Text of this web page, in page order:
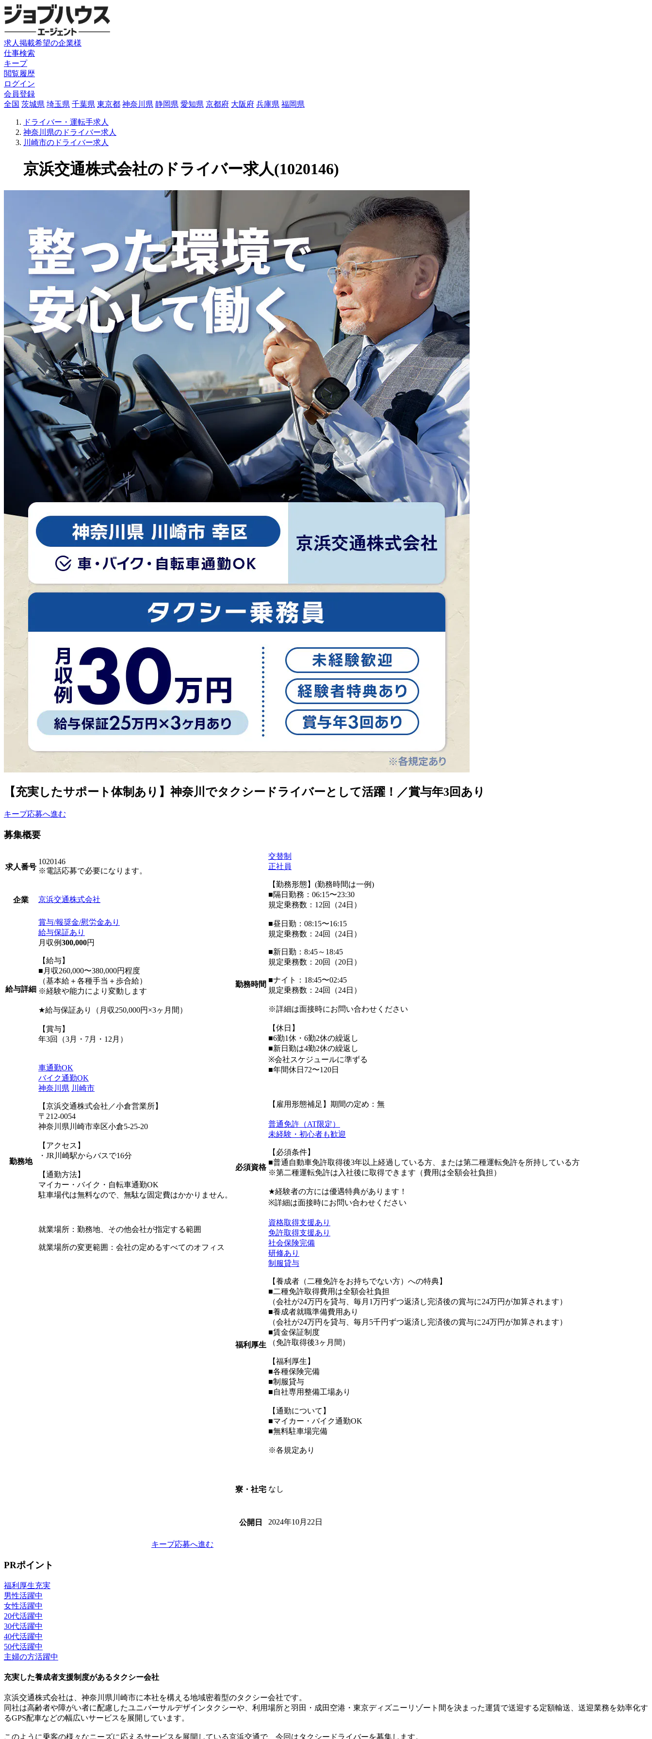
求人掲載希望の企業様
仕事検索
キープ
閲覧履歴
ログイン
会員登録
全国 茨城県 埼玉県 千葉県 東京都 神奈川県 静岡県 愛知県 京都府 大阪府 兵庫県 福岡県
ドライバー・運転手求人
神奈川県のドライバー求人
川崎市のドライバー求人
京浜交通株式会社のドライバー求人(1020146)
【充実したサポート体制あり】神奈川でタクシードライバーとして活躍！／賞与年3回あり
キープ応募へ進む
募集概要
求人番号
1020146
※電話応募で必要になります。
企業 京浜交通株式会社
給与詳細
賞与/報奨金/慰労金あり
給与保証あり
月収例300,000円
【給与】
■月収260,000〜380,000円程度
（基本給＋各種手当＋歩合給）
※経験や能力により変動します
★給与保証あり（月収250,000円×3ヶ月間）
【賞与】
年3回（3月・7月・12月）
勤務地
車通勤OK
バイク通勤OK
神奈川県 川崎市
【京浜交通株式会社／小倉営業所】
〒212-0054
神奈川県川崎市幸区小倉5-25-20
【アクセス】
・JR川崎駅からバスで16分
【通勤方法】
マイカー・バイク・自転車通勤OK
駐車場代は無料なので、無駄な固定費はかかりません。
就業場所：勤務地、その他会社が指定する範囲
就業場所の変更範囲：会社の定めるすべてのオフィス
勤務時間
交替制
正社員
【勤務形態】(勤務時間は一例)
■隔日勤務：06:15〜23:30
規定乗務数：12回（24日）
■昼日勤：08:15〜16:15
規定乗務数：24回（24日）
■新日勤：8:45～18:45
規定乗務数：20回（20日）
■ナイト：18:45〜02:45
規定乗務数：24回（24日）
※詳細は面接時にお問い合わせください
【休日】
■6勤1休・6勤2休の繰返し
■新日勤は4勤2休の繰返し
※会社スケジュールに準ずる
■年間休日72〜120日
【雇用形態補足】期間の定め：無
必須資格
普通免許（AT限定）
未経験・初心者も歓迎
【必須条件】
■普通自動車免許取得後3年以上経過している方、または第二種運転免許を所持している方
※第二種運転免許は入社後に取得できます（費用は全額会社負担）
★経験者の方には優遇特典があります！
※詳細は面接時にお問い合わせください
福利厚生
資格取得支援あり
免許取得支援あり
社会保険完備
研修あり
制服貸与
【養成者（二種免許をお持ちでない方）への特典】
■二種免許取得費用は全額会社負担
（会社が24万円を貸与、毎月1万円ずつ返済し完済後の賞与に24万円が加算されます）
■養成者就職準備費用あり
（会社が24万円を貸与、毎月5千円ずつ返済し完済後の賞与に24万円が加算されます）
■賃金保証制度
（免許取得後3ヶ月間）
【福利厚生】
■各種保険完備
■制服貸与
■自社専用整備工場あり
【通勤について】
■マイカー・バイク通勤OK
■無料駐車場完備
※各規定あり
寮・社宅 なし
公開日 2024年10月22日
キープ応募へ進む
PRポイント
福利厚生充実
男性活躍中
女性活躍中
20代活躍中
30代活躍中
40代活躍中
50代活躍中
主婦の方活躍中
充実した養成者支援制度があるタクシー会社
京浜交通株式会社は、神奈川県川崎市に本社を構える地域密着型のタクシー会社です。
同社は高齢者や障がい者に配慮したユニバーサルデザインタクシーや、利用場所と羽田・成田空港・東京ディズニーリゾート間を決まった運賃で送迎する定額輸送、送迎業務を効率化す
るGPS配車などの幅広いサービスを展開しています。
このように乗客の様々なニーズに応えるサービスを展開している京浜交通で、今回はタクシードライバーを募集します。